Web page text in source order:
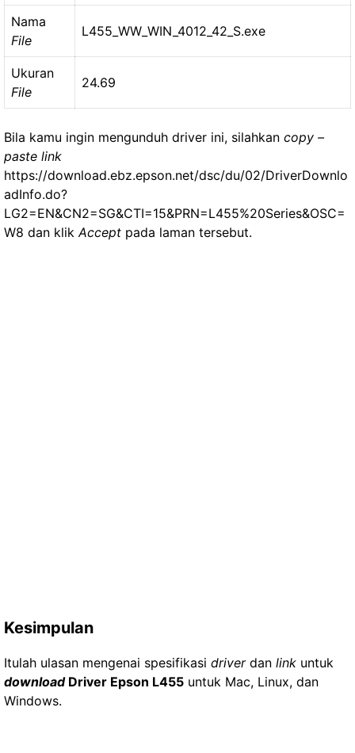
Nama
File
L455_WW_WIN_4012_42_S.exe
Ukuran
File
24.69
Bila kamu ingin mengunduh driver ini, silahkan copy –
paste link
https://download.ebz.epson.net/dsc/du/02/DriverDownlo
adInfo.do?
LG2=EN&CN2=SG&CTI=15&PRN=L455%20Series&OSC=
W8 dan klik Accept pada laman tersebut.
Kesimpulan
Itulah ulasan mengenai spesifikasi driverdan link untuk
downloadDriver Epson L455 untuk Mac, Linux, dan
Windows.